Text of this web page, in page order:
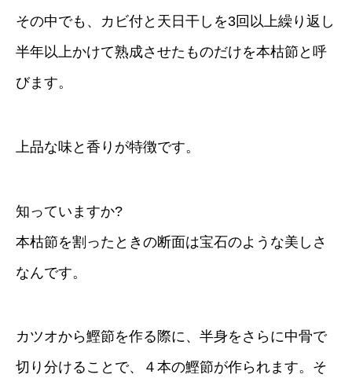
その中でも、カビ付と天日干しを3回以上繰り返し
半年以上かけて熟成させたものだけを本枯節と呼
びます。
上品な味と香りが特徴です。
知っていますか?
本枯節を割ったときの断面は宝石のような美しさ
なんです。
カツオから鰹節を作る際に、半身をさらに中骨で
切り分けることで、４本の鰹節が作られます。そ